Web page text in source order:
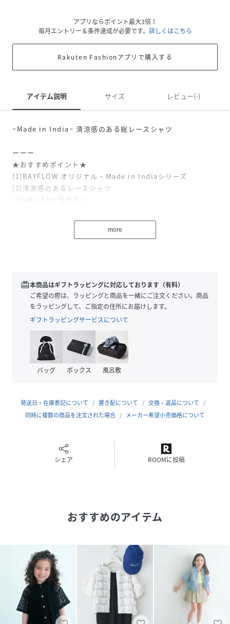
アプリならポイント最大3倍！
毎月エントリー＆条件達成が必要です。 詳しくはこちら
Rakuten Fashionアプリで購入する
アイテム説明 サイズ レビュー(-)
~Made in India~ 清涼感のある総レースシャツ
ーーー
★おすすめポイント★
[1]BAYFLOW オリジナル・Made in Indiaシリーズ
[2]清涼感のあるレースシャツ
[3]UNISEXで着用可◎
[design]
前身頃はレース、後身頃はコットン素材で、
裾にタックを入れてボリュームを出しました。
少し肩の落ちたデザインのシャツです。
[styling]
ちょっとした特別な日から普段まで♪
清涼感のあるシャツにパンツやスカート、
【Made in Indiaシリーズのアイテムはこちら】
・[裏地付きで安心♪]レースフレアイージーパンツ(KIDS)
原産国
素材 レース部分:綿84% :ナイロン 16%
サイズ
110(100-110cm)、120(110-120cm)、130(120-
130cm)、140(130-140cm)、150(140-150cm)
more
redeem本商品はギフトラッピングに対応しております（有料）
ご希望の際は、ラッピングと商品を一緒にご注文ください。商品
をラッピングして、ご指定の住所にお届けします。
ギフトラッピングサービスについて
バッグ ボックス 風呂敷
発送日・在庫表記について 置き配について
交換・返品について
同時に複数の商品を注文された場合
メーカー希望小売価格について
シェア ROOMに投稿
おすすめのアイテム